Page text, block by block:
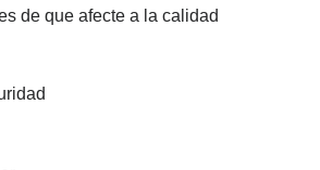
de que afecte a la calidad